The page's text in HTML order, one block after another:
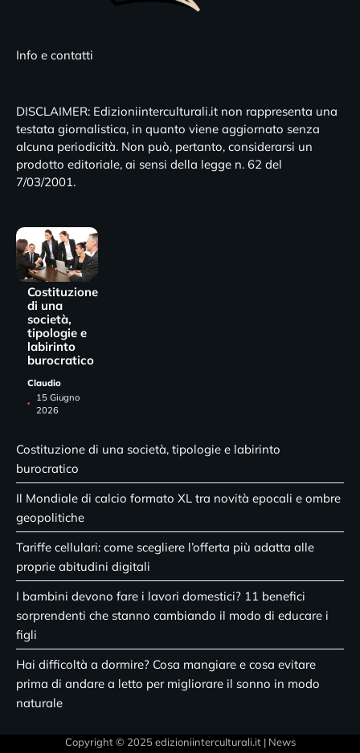
Info e contatti
DISCLAIMER: Edizioniinterculturali.it non rappresenta una
testata giornalistica, in quanto viene aggiornato senza
alcuna periodicità. Non può, pertanto, considerarsi un
prodotto editoriale, ai sensi della legge n. 62 del
7/03/2001.
Costituzione
di una
società,
tipologie e
labirinto
burocratico
Claudio
15 Giugno
2026
Costituzione di una società, tipologie e labirinto
burocratico
Il Mondiale di calcio formato XL tra novità epocali e ombre
geopolitiche
Tariffe cellulari: come scegliere l’offerta più adatta alle
proprie abitudini digitali
I bambini devono fare i lavori domestici? 11 benefici
sorprendenti che stanno cambiando il modo di educare i
figli
Hai difficoltà a dormire? Cosa mangiare e cosa evitare
prima di andare a letto per migliorare il sonno in modo
naturale
Copyright © 2025 edizioniinterculturali.it | News